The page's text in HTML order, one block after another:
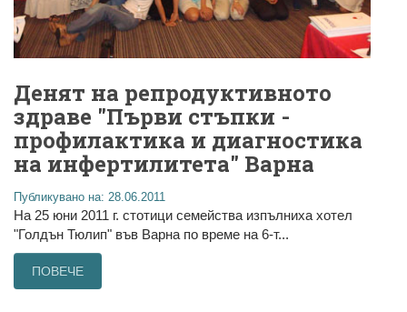
Денят на репродуктивното
здраве "Първи стъпки -
профилактика и диагностика
на инфертилитета" Варна
Публикувано на: 28.06.2011
На 25 юни 2011 г. стотици семейства изпълниха хотел
"Голдън Тюлип" във Варна по време на 6-т...
ПОВЕЧЕ